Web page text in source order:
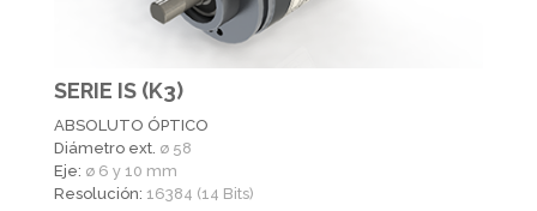
SERIE IS (K3)
ABSOLUTO ÓPTICO
Diámetro ext. ø 58
Eje: ø 6 y 10 mm
Resolución: 16384 (14 Bits)